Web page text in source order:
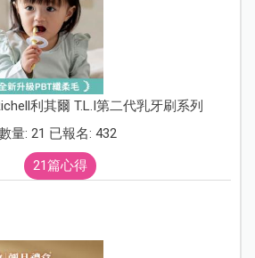
利其爾 T.L.I第二代乳牙刷系列
量: 21 已報名: 432
21篇心得